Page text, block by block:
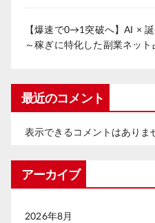
【爆速で0→1突破へ】AI ×
～稼ぎに特化した副業ネット
最近のコメント
表示できるコメントはありま
アーカイブ
2026年8月